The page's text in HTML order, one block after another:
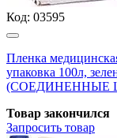
Код: 03595
Пленка
упаковка 100л,
(СОЕДИНЕННЫЕ
Товар закончился
Запросить товар